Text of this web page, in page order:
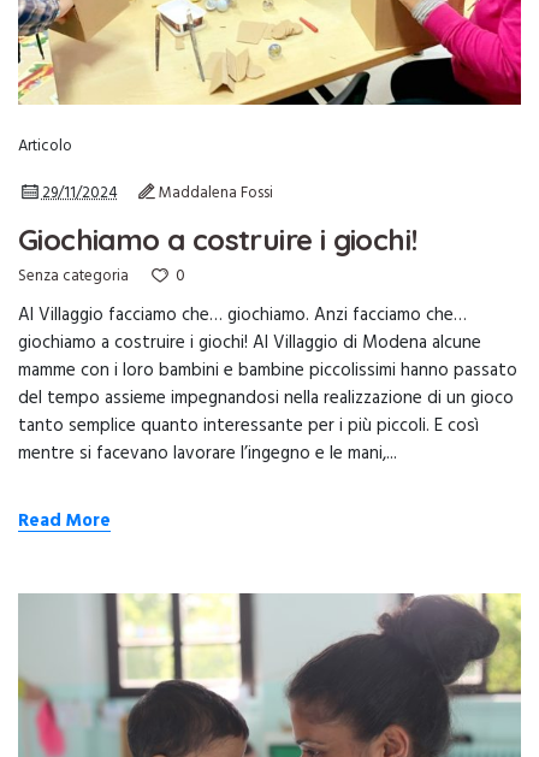
Articolo
29/11/2024
Maddalena Fossi
Giochiamo a costruire i giochi!
Senza categoria 0
Al Villaggio facciamo che… giochiamo. Anzi facciamo che…
giochiamo a costruire i giochi! Al Villaggio di Modena alcune
mamme con i loro bambini e bambine piccolissimi hanno passato
del tempo assieme impegnandosi nella realizzazione di un gioco
tanto semplice quanto interessante per i più piccoli. E così
mentre si facevano lavorare l’ingegno e le mani,...
Read More